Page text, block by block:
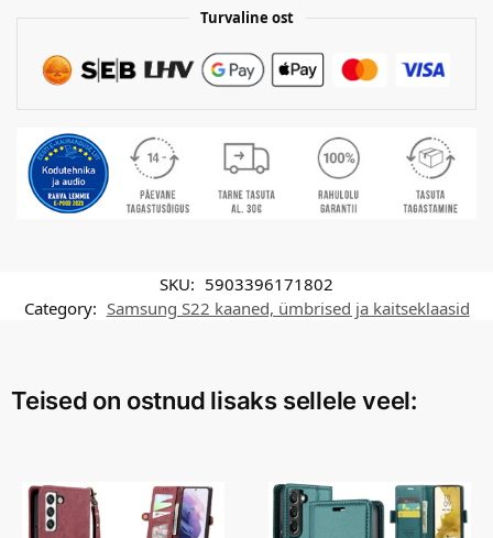
Turvaline ost
SKU: 5903396171802
Category: Samsung S22 kaaned, ümbrised ja kaitseklaasid
Teised on ostnud lisaks sellele veel: